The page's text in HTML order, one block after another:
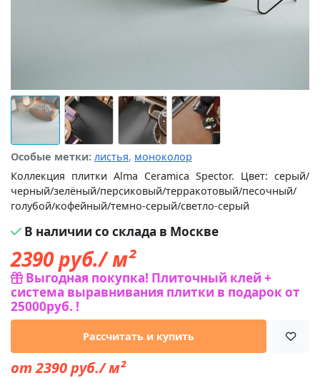
Особые метки: листья, моноколор
Коллекция плитки Alma Ceramica Spector. Цвет: серый/
черный/зелёный/персиковый/терракотовый/песочный/
голубой/кофейный/темно-серый/светло-серый
В наличии со склада в Москве
2390руб./ м²
Выгодная покупка! Плиточный клей +
система выравнивания плитки в подарок от
25000руб. !
Рассчитать и купить
от 2390 руб./ м²